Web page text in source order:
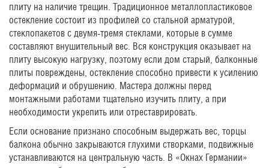
плиту на наличие трещин. Традиционное металлопластиковое
остекление состоит из профилей со стальной арматурой,
стеклопакетов с двумя-тремя стеклами, которые в сумме
составляют внушительный вес. Вся конструкция оказывает на
плиту высокую нагрузку, поэтому если дом старый, балконные
плиты повреждены, остекление способно привести к усилению
деформаций и обрушению. Мастера должны перед
монтажными работами тщательно изучить плиту, а при
необходимости укрепить или отреставрировать.
Если основание признано способным выдержать вес, торцы
балкона обычно закрываются глухими створками, подвижные
устанавливаются на центральную часть. В «Окнах Германии»